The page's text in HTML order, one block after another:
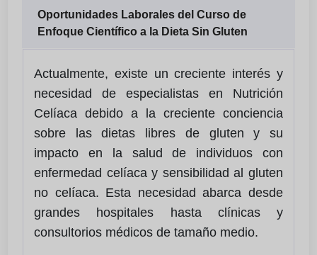
Oportunidades Laborales del Curso de
Enfoque Científico a la Dieta Sin Gluten
Actualmente, existe un creciente interés y
necesidad de especialistas en Nutrición
Celíaca debido a la creciente conciencia
sobre las dietas libres de gluten y su
impacto en la salud de individuos con
enfermedad celíaca y sensibilidad al gluten
no celíaca. Esta necesidad abarca desde
grandes hospitales hasta clínicas y
consultorios médicos de tamaño medio.